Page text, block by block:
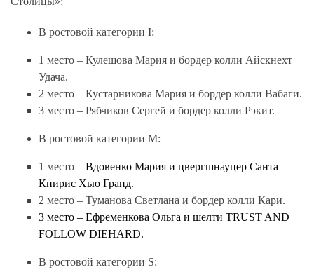
В ростовой категории I:
1 место – Кулешова Мария и бордер колли Айскнехт
Удача.
2 место – Кустарникова Мария и бордер колли Вабаги.
3 место – Рябчиков Сергей и бордер колли Рэкит.
В ростовой категории M:
1 место – Вдовенко Мария и цвергшнауцер Санта
Книрис Хью Гранд.
2 место – Туманова Светлана и бордер колли Кари.
3 место – Ефременкова Ольга и шелти TRUST AND
FOLLOW DIEHARD.
В ростовой категории S: